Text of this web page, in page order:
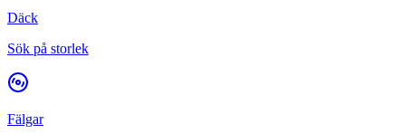
Däck
Sök på storlek
Fälgar